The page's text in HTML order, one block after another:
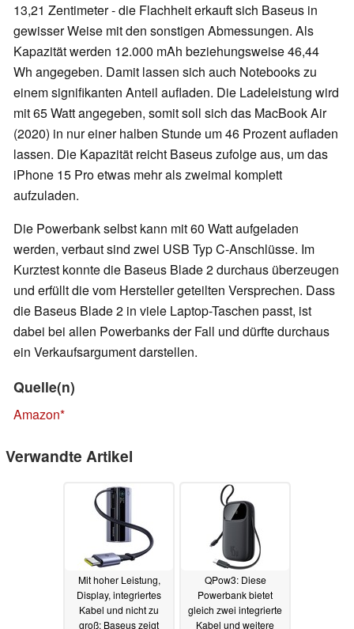
13,21 Zentimeter - die Flachheit erkauft sich Baseus in
gewisser Weise mit den sonstigen Abmessungen. Als
Kapazität werden 12.000 mAh beziehungsweise 46,44
Wh angegeben. Damit lassen sich auch Notebooks zu
einem signifikanten Anteil aufladen. Die Ladeleistung wird
mit 65 Watt angegeben, somit soll sich das MacBook Air
(2020) in nur einer halben Stunde um 46 Prozent aufladen
lassen. Die Kapazität reicht Baseus zufolge aus, um das
iPhone 15 Pro etwas mehr als zweimal komplett
aufzuladen.
Die Powerbank selbst kann mit 60 Watt aufgeladen
werden, verbaut sind zwei USB Typ C-Anschlüsse. Im
Kurztest konnte die Baseus Blade 2 durchaus überzeugen
und erfüllt die vom Hersteller geteilten Versprechen. Dass
die Baseus Blade 2 in viele Laptop-Taschen passt, ist
dabei bei allen Powerbanks der Fall und dürfte durchaus
ein Verkaufsargument darstellen.
Quelle(n)
Amazon
Verwandte Artikel
Mit hoher Leistung,
Display, integriertes
Kabel und nicht zu
groß: Baseus zeigt
QPow3: Diese
Powerbank bietet
gleich zwei integrierte
Kabel und weitere